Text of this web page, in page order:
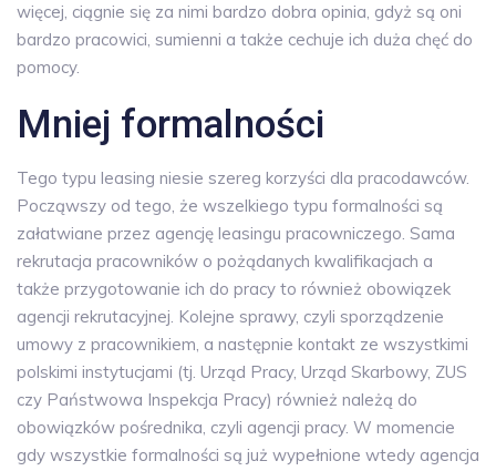
więcej, ciągnie się za nimi bardzo dobra opinia, gdyż są oni
bardzo pracowici, sumienni a także cechuje ich duża chęć do
pomocy.
Mniej formalności
Tego typu leasing niesie szereg korzyści dla pracodawców.
Począwszy od tego, że wszelkiego typu formalności są
załatwiane przez agencję leasingu pracowniczego. Sama
rekrutacja pracowników o pożądanych kwalifikacjach a
także przygotowanie ich do pracy to również obowiązek
agencji rekrutacyjnej. Kolejne sprawy, czyli sporządzenie
umowy z pracownikiem, a następnie kontakt ze wszystkimi
polskimi instytucjami (tj. Urząd Pracy, Urząd Skarbowy, ZUS
czy Państwowa Inspekcja Pracy) również należą do
obowiązków pośrednika, czyli agencji pracy. W momencie
gdy wszystkie formalności są już wypełnione wtedy agencja